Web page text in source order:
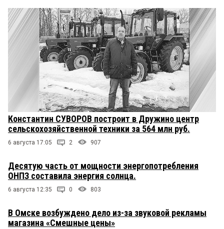
Константин СУВОРОВ построит в Дружино центр
сельскохозяйственной техники за 564 млн руб.
6 августа 17:05 2 907
Десятую часть от мощности энергопотребления
ОНПЗ составила энергия солнца.
6 августа 12:35 0 803
В Омске возбуждено дело из-за звуковой рекламы
магазина «Смешные цены»